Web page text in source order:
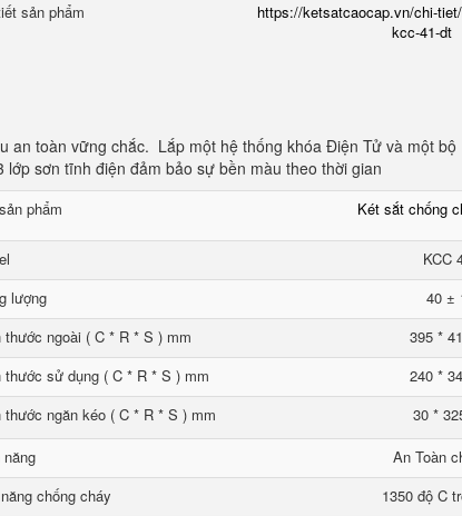
sản phẩm
https://ketsatcaocap.vn/chi-
kcc-41-dt
an toàn vững chắc. Lắp một hệ thống khóa Điện Tử và một bộ
sơn tĩnh điện đảm bảo sự bền màu theo thời gian
phẩm Két sắt chống
KCC
lượng
40 ±
thước ngoài ( C * R * S ) mm
395 *
thước sử dụng ( C * R * S ) mm
240 *
thước ngăn kéo ( C * R * S ) mm
30 *
An Toàn
chống cháy
1350 độ C